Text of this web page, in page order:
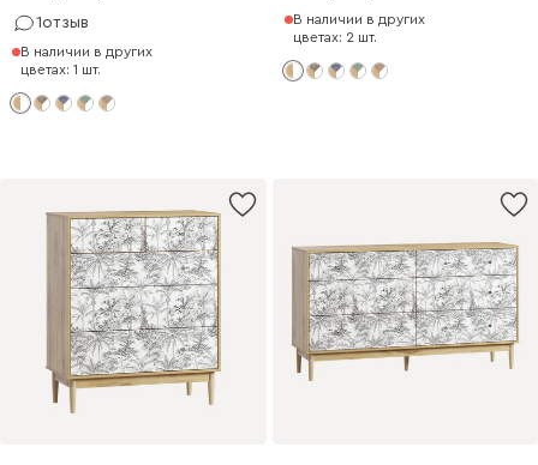
1отзыв
В наличии в других
цветах: 1 шт.
В наличии в других
цветах: 2 шт.